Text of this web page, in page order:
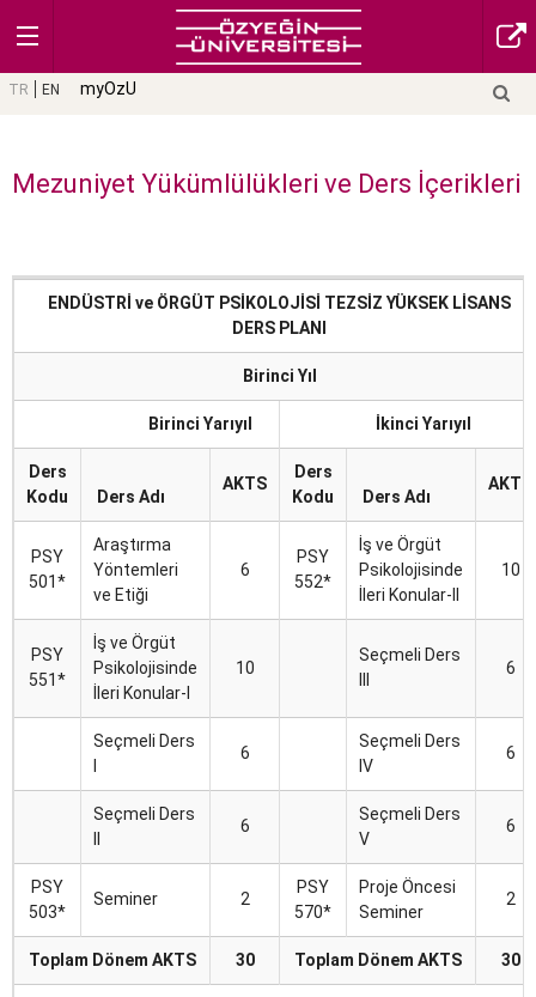
TR EN myOzU
Mezuniyet Yükümlülükleri ve Ders İçerikleri
ENDÜSTRİ ve ÖRGÜT PSİKOLOJİSİ TEZSİZ YÜKSEK LİSANS
DERS PLANI ÖZET
En Az Kredi
Zorunlu Dersler 30
Seçmeli Dersler 30 5
Bitirme Projesi 30 1
ENDÜSTRİ ve ÖRGÜT PSİKOLOJİSİ TEZSİZ YÜKSEK LİSANS
DERS PLANI
Birinci Yıl
Birinci Yarıyıl İkinci Yarıyıl
Ders
Kodu
Ders Adı
AKTS
Ders
Kodu
Ders Adı
AKTS
PSY
501*
Araştırma
Yöntemleri
ve Etiği
6
PSY
552*
İş ve Örgüt
Psikolojisinde
İleri Konular-II
10
PSY
551*
İş ve Örgüt
Psikolojisinde
İleri Konular-I
10
Seçmeli Ders
6
Seçmeli Ders
6
Seçmeli Ders
IV
6
Seçmeli Ders
6
Seçmeli Ders
V
6
PSY
503*
Seminer 2
PSY
570*
Proje Öncesi
Seminer
2
Toplam Dönem AKTS 30 Toplam Dönem AKTS 30